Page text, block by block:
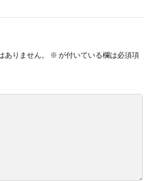
りません。 ※ が付いている欄は必須項